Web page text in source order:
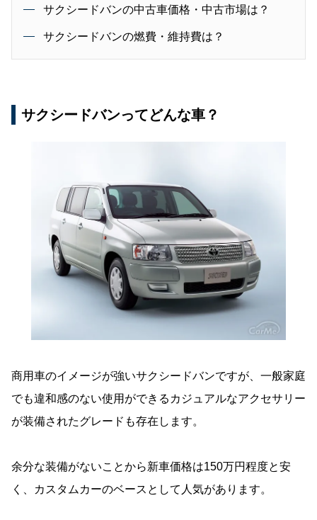
サクシードバンの中古車価格・中古市場は？
サクシードバンの燃費・維持費は？
サクシードバンってどんな車？
商用車のイメージが強いサクシードバンですが、一般家庭
でも違和感のない使用ができるカジュアルなアクセサリー
が装備されたグレードも存在します。
余分な装備がないことから新車価格は150万円程度と安
く、カスタムカーのベースとして人気があります。